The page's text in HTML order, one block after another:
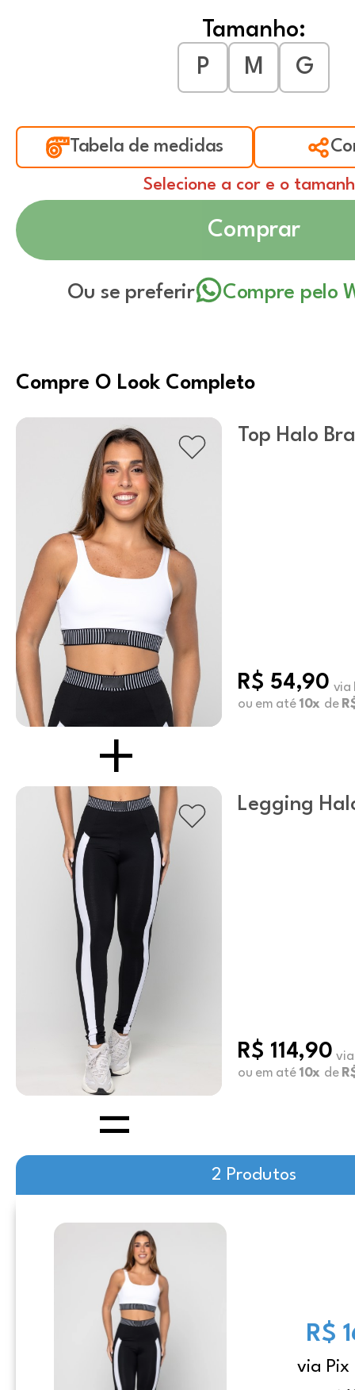
Tamanho:
P
M G
Tabela de medidas
Selecione a cor e o
Comprar
Ou se preferir Compre pelo
Compre O Look Completo
Top Halo
R$ 54,90 via
ou em até 10x de
Legging
R$ 114,90 via
ou em até 10x de
2 Produtos
R$
via Pix